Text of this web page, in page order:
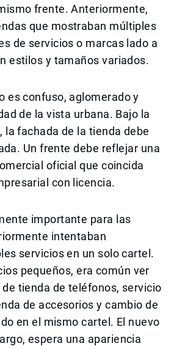
frente. Anteriormente,
que mostraban múltiples
de servicios o marcas lado a
estilos y tamaños variados.
es confuso, aglomerado y
de la vista urbana. Bajo la
la fachada de la tienda debe
Un frente debe reflejar una
oficial que coincida
con licencia.
importante para las
intentaban
servicios en un solo cartel.
pequeños, era común ver
tienda de teléfonos, servicio
de accesorios y cambio de
en el mismo cartel. El nuevo
espera una apariencia